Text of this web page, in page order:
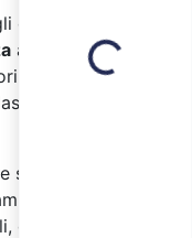
elementi
ai lavoratori,
ATECO 2007 F
di
secondo
dal punto di
Loading...